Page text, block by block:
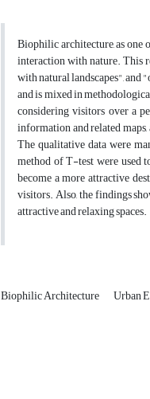
Biophilic architecture, as one
interaction with nature. This
with natural landscapes",
and is mixed in
considering visitors over a
information and related
The qualitative data were
method of T-test were used
become a more attractive
visitors. Also, the findings
attractive and relaxing spaces.
Biophilic Architecture Urban